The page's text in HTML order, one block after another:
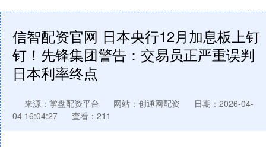
信智配资官网 日本央行12月加息板上钉
钉！先锋集团警告：交易员正严重误判
日本利率终点
来源：掌盘配资平台 网站：创通网配资
日期：2026-04-
04 16:04:27
查看：211